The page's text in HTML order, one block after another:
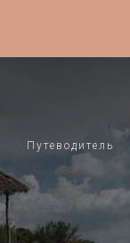
Путеводитель